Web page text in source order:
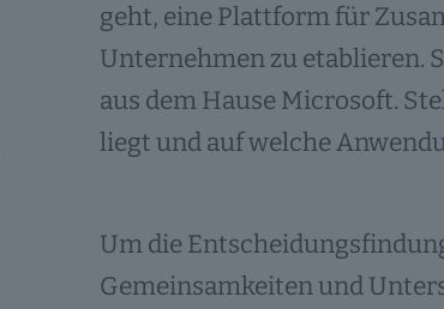
geht, eine Plattform für
Unternehmen zu etablieren.
aus dem Hause Microsoft.
liegt und auf welche
Um die
Gemeinsamkeiten und